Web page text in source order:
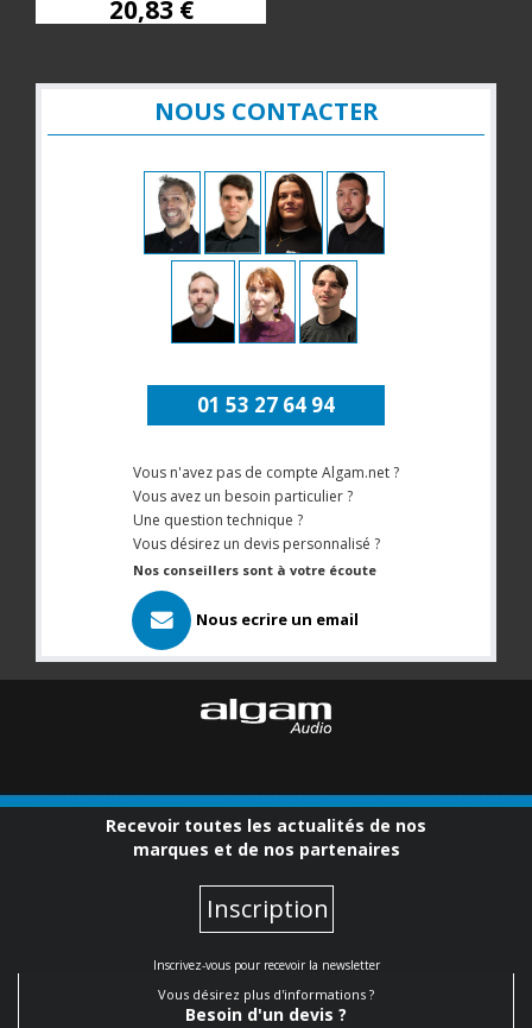
20,83 €
NOUS CONTACTER
01 53 27 64 94
Vous n'avez pas de compte Algam.net ?
Vous avez un besoin particulier ?
Une question technique ?
Vous désirez un devis personnalisé ?
Nos conseillers sont à votre écoute
Nous ecrire un email
Recevoir toutes les actualités de nos
marques et de nos partenaires
Inscription
Inscrivez-vous pour recevoir la newsletter
Vous désirez plus d'informations ?
Besoin d'un devis ?